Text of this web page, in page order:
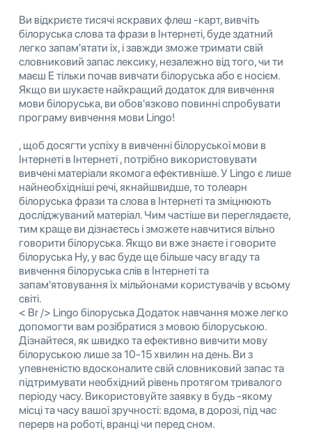
Ви відкриєте тисячі яскравих флеш -карт, вивчіть
білоруська слова та фрази в Інтернеті, буде здатний
легко запам'ятати їх, і завжди зможе тримати свій
словниковий запас лексику, незалежно від того, чи ти
маєш E тільки почав вивчати білоруська або є носієм.
Якщо ви шукаєте найкращий додаток для вивчення
мови білоруська, ви обов'язково повинні спробувати
програму вивчення мови Lingo!
, щоб досягти успіху в вивченні білоруської мови в
Інтернеті в Інтернеті , потрібно використовувати
вивчені матеріали якомога ефективніше. У Lingo є лише
найнеобхідніші речі, якнайшвидше, то толеарн
білоруська фрази та слова в Інтернеті та зміцнюють
досліджуваний матеріал. Чим частіше ви переглядаєте,
тим краще ви дізнаєтесь і зможете навчитися вільно
говорити білоруська. Якщо ви вже знаєте і говорите
білоруська Ну, у вас буде ще більше часу вгаду та
вивчення білоруська слів в Інтернеті та
запам'ятовування їх мільйонами користувачів у всьому
світі.
< Br /> Lingo білоруська Додаток навчання може легко
допомогти вам розібратися з мовою білоруською.
Дізнайтеся, як швидко та ефективно вивчити мову
білоруською лише за 10-15 хвилин на день. Ви з
упевненістю вдосконалите свій словниковий запас та
підтримувати необхідний рівень протягом тривалого
періоду часу. Використовуйте заявку в будь -якому
місці та часу вашої зручності: вдома, в дорозі, під час
перерв на роботі, вранці чи перед сном.